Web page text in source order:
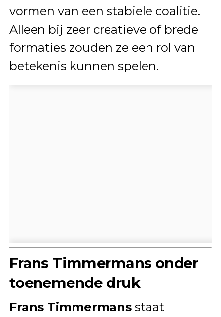
vormen van een stabiele coalitie.
Alleen bij zeer creatieve of brede
formaties zouden ze een rol van
betekenis kunnen spelen.
Frans Timmermans onder
toenemende druk
Frans Timmermansstaat